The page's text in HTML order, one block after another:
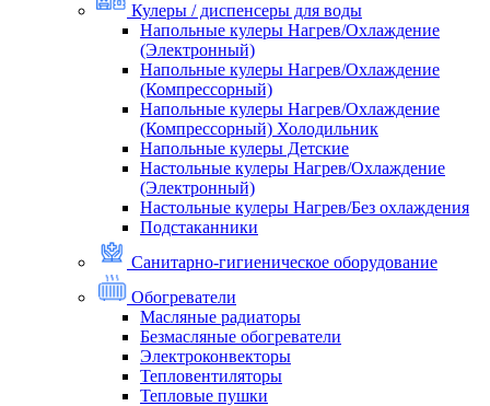
Кулеры / диспенсеры для воды
Напольные кулеры Нагрев/Охлаждение
(Электронный)
Напольные кулеры Нагрев/Охлаждение
(Компрессорный)
Напольные кулеры Нагрев/Охлаждение
(Компрессорный) Холодильник
Напольные кулеры Детские
Настольные кулеры Нагрев/Охлаждение
(Электронный)
Настольные кулеры Нагрев/Без охлаждения
Подстаканники
Санитарно-гигиеническое оборудование
Обогреватели
Масляные радиаторы
Безмасляные обогреватели
Электроконвекторы
Тепловентиляторы
Тепловые пушки